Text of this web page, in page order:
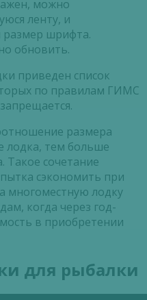
можно
ленту, и
размер шрифта.
обновить.
приведен список
по правилам ГИМС
размера
лодка, тем больше
Такое сочетание
сэкономить при
многоместную лодку
когда через год-
в приобретении
для рыбалки